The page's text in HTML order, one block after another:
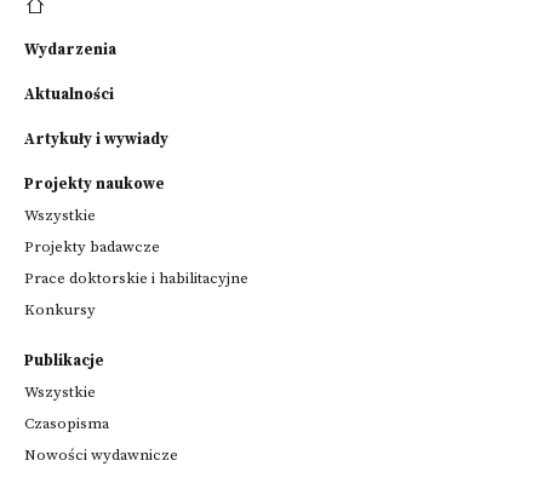
Wydarzenia
Aktualności
Artykuły i wywiady
Projekty naukowe
Wszystkie
Projekty badawcze
Prace doktorskie i habilitacyjne
Konkursy
Publikacje
Wszystkie
Czasopisma
Nowości wydawnicze